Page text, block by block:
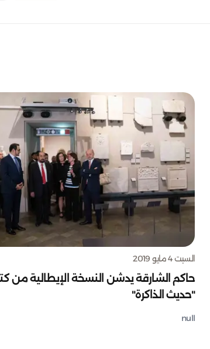
السبت 4 مايو 2019
حاكم الشارقة يدشن النسخة الإيطالية من
"حديث الذاكرة"
null